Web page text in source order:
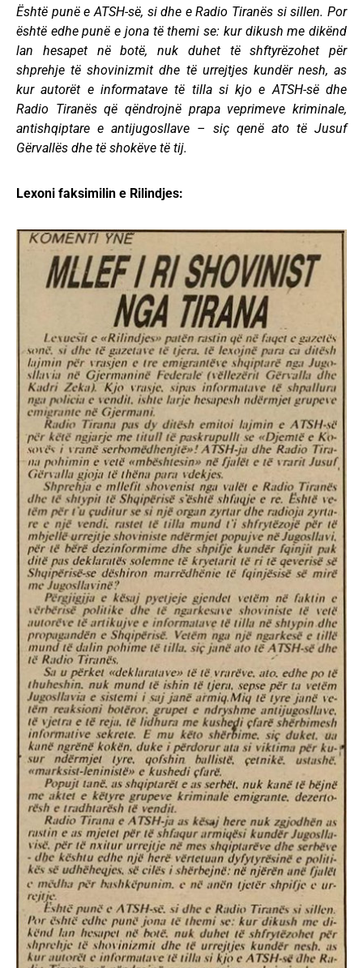
Është punë e ATSH-së, si dhe e Radio Tiranës si sillen. Por
është edhe punë e jona të themi se: kur dikush me dikënd
lan hesapet në botë, nuk duhet të shftyrëzohet për
shprehje të shovinizmit dhe të urrejtjes kundër nesh, as
kur autorët e informatave të tilla si kjo e ATSH-së dhe
Radio Tiranës që qëndrojnë prapa veprimeve kriminale,
antishqiptare e antijugosllave – siç qenë ato të Jusuf
Gërvallës dhe të shokëve të tij.
Lexoni faksimilin e Rilindjes: